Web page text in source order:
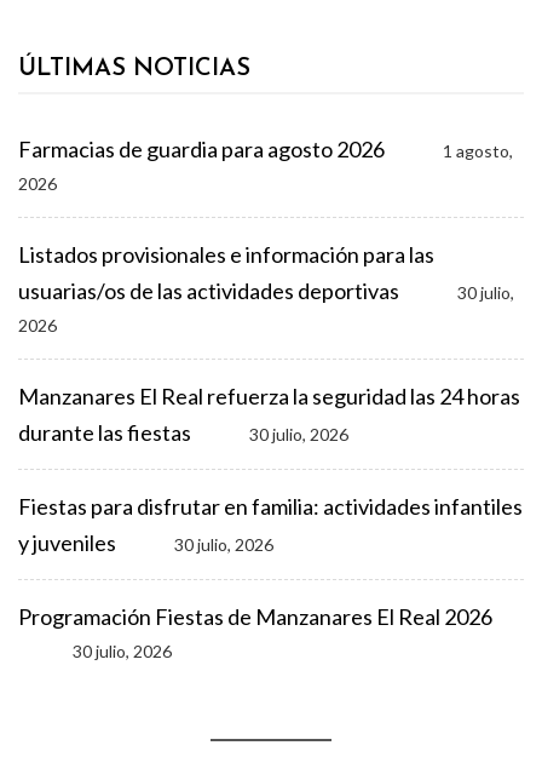
ÚLTIMAS NOTICIAS
Farmacias de guardia para agosto 2026
1 agosto,
2026
Listados provisionales e información para las
usuarias/os de las actividades deportivas
30 julio,
2026
Manzanares El Real refuerza la seguridad las 24 horas
durante las fiestas
30 julio, 2026
Fiestas para disfrutar en familia: actividades infantiles
y juveniles
30 julio, 2026
Programación Fiestas de Manzanares El Real 2026
30 julio, 2026